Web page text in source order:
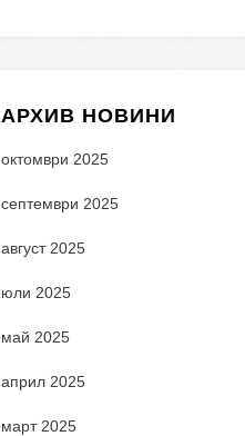
АРХИВ НОВИНИ
октомври 2025
септември 2025
август 2025
юли 2025
май 2025
април 2025
март 2025